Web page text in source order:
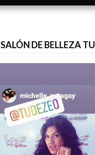
SALÓN DE BELLEZA